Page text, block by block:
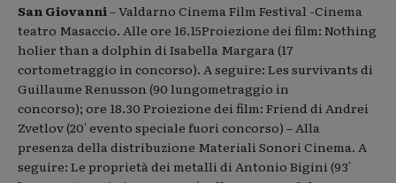
San Giovanni – Valdarno Cinema Film Festival -Cinema
teatro Masaccio. Alle ore 16.15Proiezione dei film: Nothing
holier than a dolphin di Isabella Margara (17
cortometraggio in concorso). A seguire: Les survivants di
Guillaume Renusson (90 lungometraggio in
concorso); ore 18.30 Proiezione dei film: Friend di Andrei
Zvetlov (20′ evento speciale fuori concorso) – Alla
presenza della distribuzione Materiali Sonori Cinema. A
seguire: Le proprietà dei metalli di Antonio Bigini (93′